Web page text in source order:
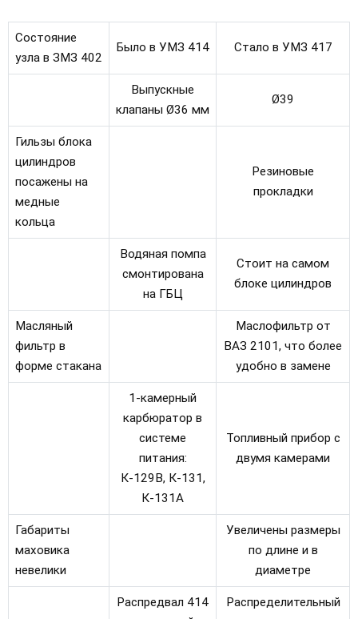
Состояние
узла в ЗМЗ 402
Было в УМЗ 414 Стало в УМЗ 417
Выпускные
клапаны Ø36 мм
Ø39
Гильзы блока
цилиндров
посажены на
медные
кольца
Резиновые
прокладки
Водяная помпа
смонтирована
на ГБЦ
Стоит на самом
блоке цилиндров
Масляный
фильтр в
форме стакана
Маслофильтр от
ВАЗ 2101, что более
удобно в замене
1-камерный
карбюратор в
системе
питания:
К-129В, К-131,
К-131А
Топливный прибор с
двумя камерами
Габариты
маховика
невелики
Увеличены размеры
по длине и в
диаметре
Распредвал 414
Распределительный